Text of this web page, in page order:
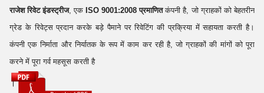
राजेश रिवेट इंडस्ट्रीज, एक ISO 9001:2008 प्रमाणितकंपनी है, जो ग्राहकों को बेहतरीन
ग्रेड के रिवेट्स प्रदान करके बड़े पैमाने पर रिवेटिंग की प्रक्रिया में सहायता करती है।
कंपनी एक निर्माता और निर्यातक के रूप में काम कर रही है, जो ग्राहकों की मांगों को पूरा
करने में पूरा गर्व महसूस करती है
।